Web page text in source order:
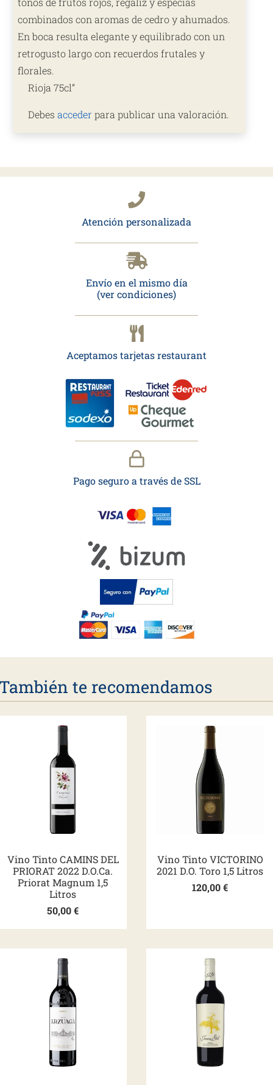
combinados con aromas de cedro y ahumados.
En boca resulta elegante y equilibrado con un
retrogusto largo con recuerdos frutales y
florales.
Rioja 75cl”
Debesacceder para publicar una valoración.
Atención personalizada
Envío en el mismo día
(ver condiciones)
Aceptamos tarjetas restaurant
Pago seguro a través de SSL
te recomendamos
Vino Tinto CAMINS DEL
PRIORAT 2022 D.O.Ca.
Priorat Magnum 1,5
Litros
50,00€
Vino Tinto VICTORINO
2021 D.O. Toro 1,5 Litros
120,00€